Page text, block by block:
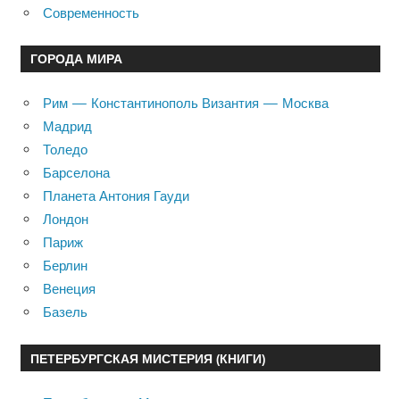
Современность
ГОРОДА МИРА
Рим — Константинополь Византия — Москва
Мадрид
Толедо
Барселона
Планета Антония Гауди
Лондон
Париж
Берлин
Венеция
Базель
ПЕТЕРБУРГСКАЯ МИСТЕРИЯ (КНИГИ)